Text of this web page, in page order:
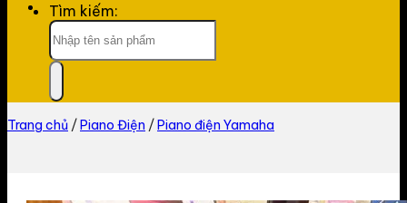
Tìm kiếm:
Trang chủ /Piano Điện /Piano điện Yamaha